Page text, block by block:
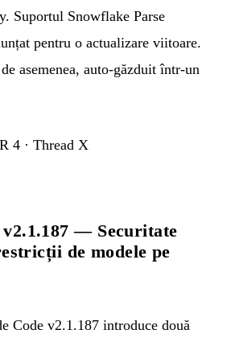
Suportul Snowflake Parse
pentru o actualizare viitoare.
asemenea, auto-găzduit într-un
4 · Thread X
v2.1.187 — Securitate
de modele pe
Code v2.1.187 introduce două